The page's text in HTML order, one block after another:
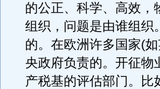
的公正、科学、高效，
组织，问题是由谁组织
的。在欧洲许多国家(
央政府负责的。开征物
产税基的评估部门。比